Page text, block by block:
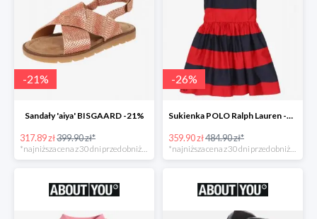
-21%
Sandały 'aiya' BISGAARD -21%
317.89 zł399.90 zł*
*najniższa cena z 30 dni przed obniżką
-26%
Sukienka POLO Ralph Lauren -26%
359.90 zł484.90 zł*
*najniższa cena z 30 dni przed obniżką